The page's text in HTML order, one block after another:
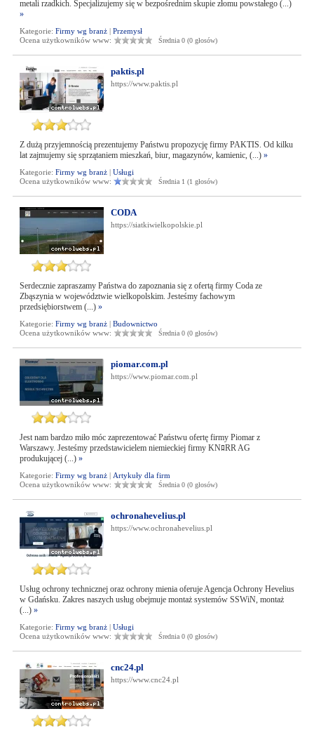
metali rzadkich. Specjalizujemy się w bezpośrednim skupie złomu powstałego (...)
»
Kategorie: Firmy wg branż| Przemysł
Ocena użytkowników www:
Średnia 0 (0 głosów)
paktis.pl
https://www.paktis.pl
Z dużą przyjemnością prezentujemy Państwu propozycję firmy PAKTIS. Od kilku
lat zajmujemy się sprzątaniem mieszkań, biur, magazynów, kamienic, (...) »
Kategorie: Firmy wg branż| Usługi
Ocena użytkowników www:
Średnia 1 (1 głosów)
CODA
https://siatkiwielkopolskie.pl
Serdecznie zapraszamy Państwa do zapoznania się z ofertą firmy Coda ze
Zbąszynia w województwie wielkopolskim. Jesteśmy fachowym
przedsiębiorstwem (...) »
Kategorie: Firmy wg branż| Budownictwo
Ocena użytkowników www:
Średnia 0 (0 głosów)
piomar.com.pl
https://www.piomar.com.pl
Jest nam bardzo miło móc zaprezentować Państwu ofertę firmy Piomar z
Warszawy. Jesteśmy przedstawicielem niemieckiej firmy KNﾛRR AG
produkującej (...) »
Kategorie: Firmy wg branż| Artykuły dla firm
Ocena użytkowników www:
Średnia 0 (0 głosów)
ochronahevelius.pl
https://www.ochronahevelius.pl
Usług ochrony technicznej oraz ochrony mienia oferuje Agencja Ochrony Hevelius
w Gdańsku. Zakres naszych usług obejmuje montaż systemów SSWiN, montaż
(...) »
Kategorie: Firmy wg branż| Usługi
Ocena użytkowników www:
Średnia 0 (0 głosów)
cnc24.pl
https://www.cnc24.pl